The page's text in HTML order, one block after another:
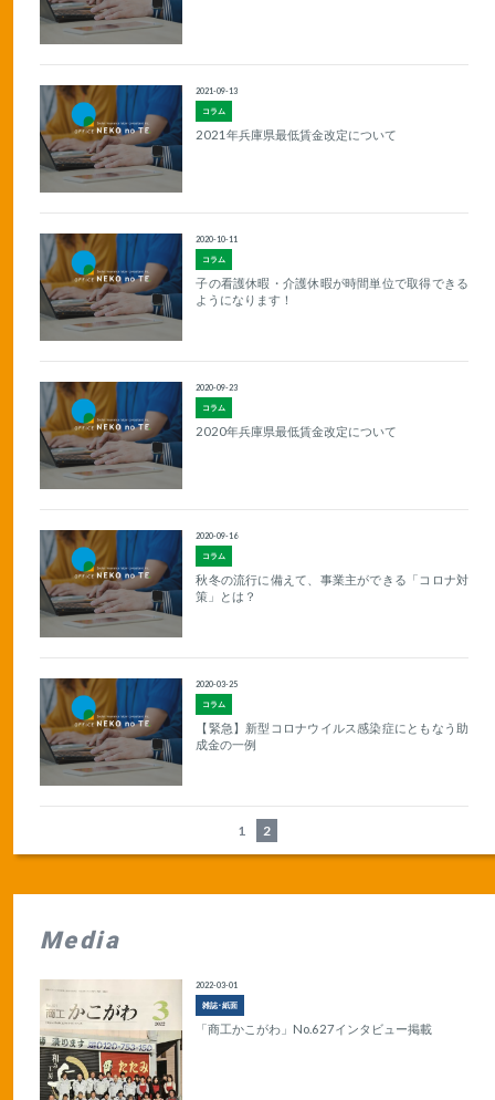
コラム
2021-09-13
2021年兵庫県最低賃金改定について
コラム
2020-10-11
子の看護休暇・介護休暇が時間単位で取得できる
ようになります！
コラム
2020-09-23
2020年兵庫県最低賃金改定について
コラム
2020-09-16
秋冬の流行に備えて、事業主ができる「コロナ対
策」とは？
コラム
2020-03-25
【緊急】新型コロナウイルス感染症にともなう助
成金の一例
1 2
Media
雑誌･紙面
2022-03-01
「商工かこがわ」No.627インタビュー掲載